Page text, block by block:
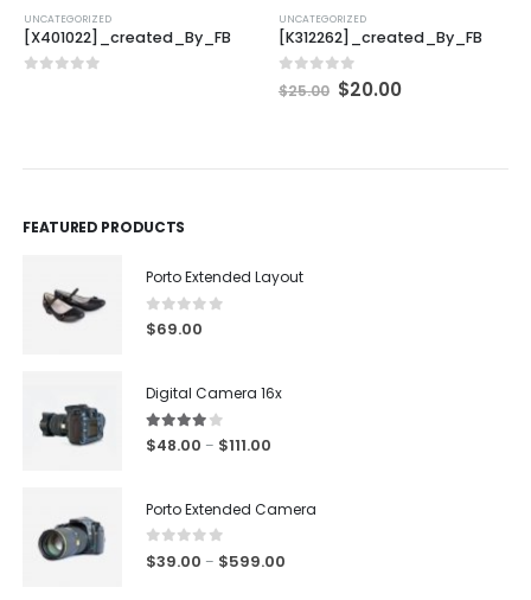
UNCATEGORIZED
[X401022]_created_By_FB
UNCATEGORIZED
[K312262]_created_By_FB
0 out of 5
$25.00 $20.00
FEATURED PRODUCTS
Porto Extended Layout
0out of 5
$69.00
Digital Camera 16x
4.00out of 5
$48.00 – $111.00
Porto Extended Camera
0 out of 5
$39.00 – $599.00